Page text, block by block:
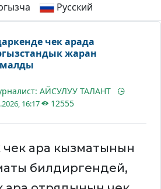
Русский
чек арада
жаран
АЙСУЛУУ ТАЛАНТ
16:17 12555
ара кызматынын
билдиргендей,